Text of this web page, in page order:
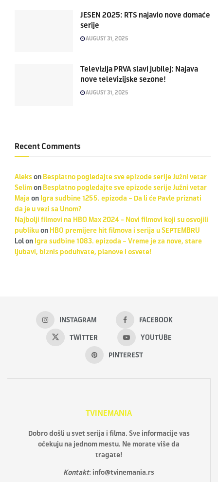
JESEN 2025: RTS najavio nove domaće
serije
AUGUST 31, 2025
Televizija PRVA slavi jubilej: Najava
nove televizijske sezone!
AUGUST 31, 2025
Recent Comments
Alekson Besplatno pogledajte sve epizode serije Južni vetar
Selimon Besplatno pogledajte sve epizode serije Južni vetar
Maja on Igra sudbine 1255. epizoda – Da li će Pavle priznati
da je u vezi sa Unom?
Najbolji filmovi na HBO Max 2024 - Novi filmovi koji su osvojili
publikuon HBO premijere hit filmova i serija u SEPTEMBRU
Lolon Igra sudbine 1083. epizoda – Vreme je za nove, stare
ljubavi, biznis poduhvate, planove i osvete!
INSTAGRAM FACEBOOK
TWITTER YOUTUBE
PINTEREST
TVINEMANIA
Dobro došli u svet serija i filma. Sve informacije vas
očekuju na jednom mestu. Ne morate više da
tragate!
Kontakt: info@tvinemania.rs